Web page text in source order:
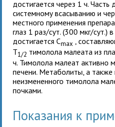
достигается через 1 ч. Часть
системному всасыванию и
местного применения
глаз 1 раз/сут. (300 мкг/сут.)
достигается Cmax
,
T1/2 тимолола малеата из
ч. Тимолола малеат активно
печени. Метаболиты, а также
неизмененного тимолола
почками.
Показания к